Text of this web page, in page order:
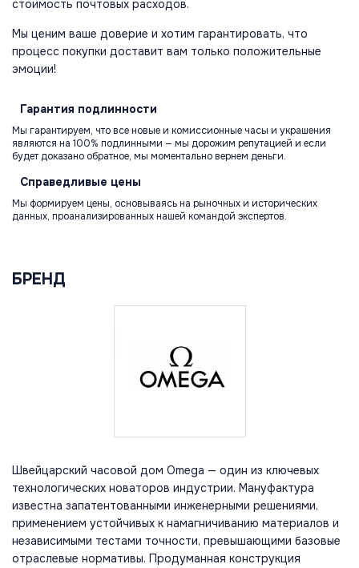
стоимость почтовых расходов.
Мы ценим ваше доверие и хотим гарантировать, что
процесс покупки доставит вам только положительные
эмоции!
Гарантия подлинности
Мы гарантируем, что все новые и комиссионные часы и украшения
являются на 100% подлинными — мы дорожим репутацией и если
будет доказано обратное, мы моментально вернем деньги.
Справедливые цены
Мы формируем цены, основываясь на рыночных и исторических
данных, проанализированных нашей командой экспертов.
БРЕНД
Швейцарский часовой дом Omega — один из ключевых
технологических новаторов индустрии. Мануфактура
известна запатентованными инженерными решениями,
применением устойчивых к намагничиванию материалов и
независимыми тестами точности, превышающими базовые
отраслевые нормативы. Продуманная конструкция